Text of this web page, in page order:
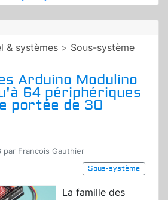
& systèmes > Sous-système
Arduino Modulino
64 périphériques
portée de 30
Francois Gauthier
Sous-système
La famille des